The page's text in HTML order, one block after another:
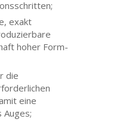
exakt
hoher Form-
die
eine